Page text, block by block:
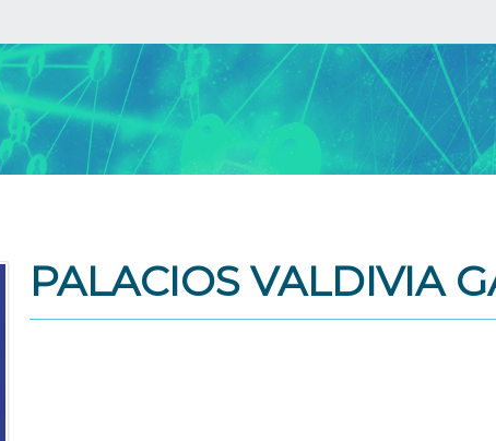
PALACIOS VALDIVIA